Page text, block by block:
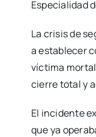
Especialidad
La crisis de
a establecer
víctima
cierre total y
El incidente
que ya